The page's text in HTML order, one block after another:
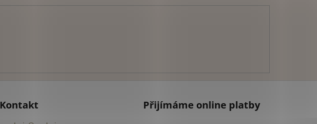
Kontakt Přijímáme online platby